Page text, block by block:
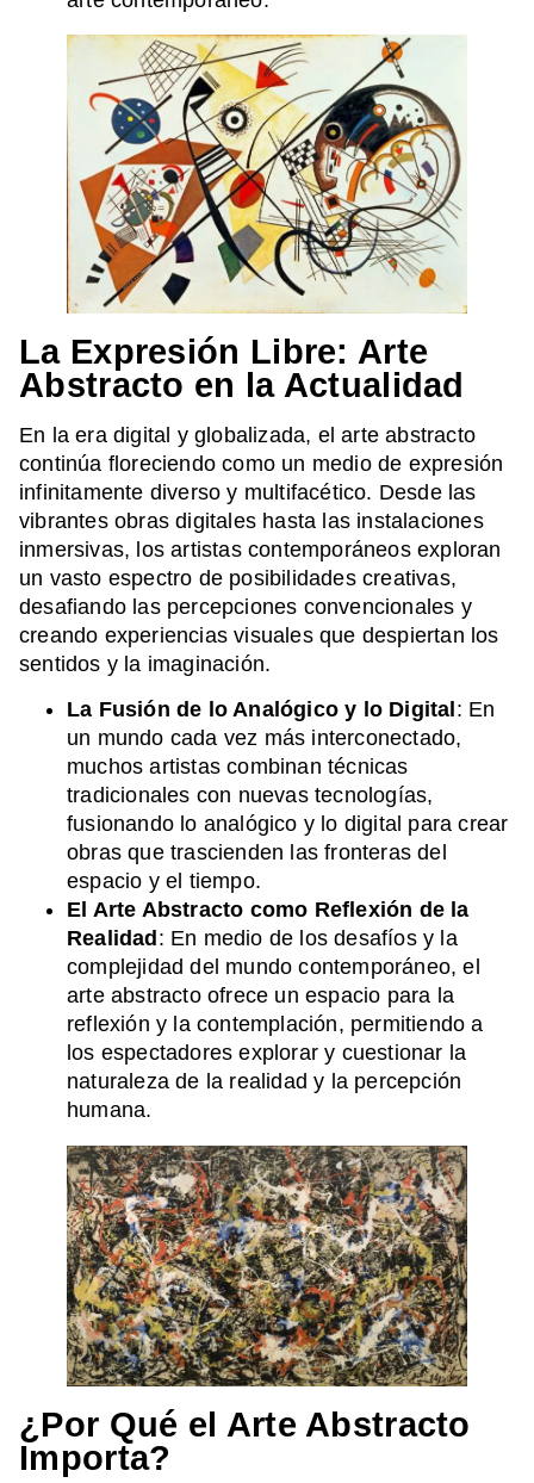
La Expresión Libre: Arte
Abstracto en la Actualidad
En la era digital y globalizada, el arte abstracto
continúa floreciendo como un medio de expresión
infinitamente diverso y multifacético. Desde las
vibrantes obras digitales hasta las instalaciones
inmersivas, los artistas contemporáneos exploran
un vasto espectro de posibilidades creativas,
desafiando las percepciones convencionales y
creando experiencias visuales que despiertan los
sentidos y la imaginación.
La Fusión de lo Analógico y lo Digital: En
un mundo cada vez más interconectado,
muchos artistas combinan técnicas
tradicionales con nuevas tecnologías,
fusionando lo analógico y lo digital para crear
obras que trascienden las fronteras del
espacio y el tiempo.
El Arte Abstracto como Reflexión de la
Realidad: En medio de los desafíos y la
complejidad del mundo contemporáneo, el
arte abstracto ofrece un espacio para la
reflexión y la contemplación, permitiendo a
los espectadores explorar y cuestionar la
naturaleza de la realidad y la percepción
humana.
¿Por Qué el Arte Abstracto
Importa?